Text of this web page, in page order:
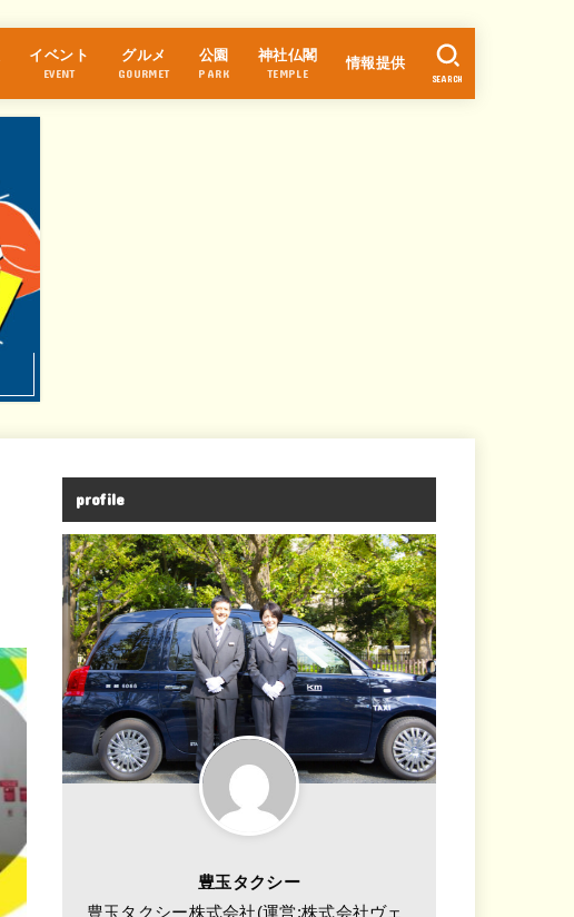
イベント
EVENT
グルメ
GOURMET
公園
PARK
神社仏閣
TEMPLE
情報提供
SEARCH
profile
豊玉タクシー
豊玉タクシー株式会社(運営:株式会社ヴェ